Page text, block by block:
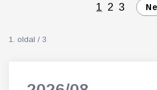
1 2 3
1. oldal / 3